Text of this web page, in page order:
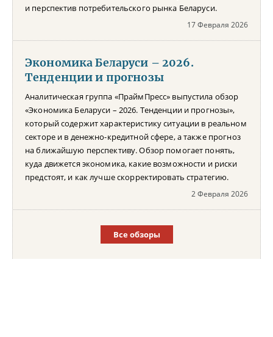
и перспектив потребительского рынка Беларуси.
17 Февраля 2026
Экономика Беларуси – 2026.
Тенденции и прогнозы
Аналитическая группа «ПраймПресс» выпустила обзор
«Экономика Беларуси – 2026. Тенденции и прогнозы»,
который содержит характеристику ситуации в реальном
секторе и в денежно-кредитной сфере, а также прогноз
на ближайшую перспективу. Обзор помогает понять,
куда движется экономика, какие возможности и риски
предстоят, и как лучше скорректировать стратегию.
2 Февраля 2026
Все обзоры